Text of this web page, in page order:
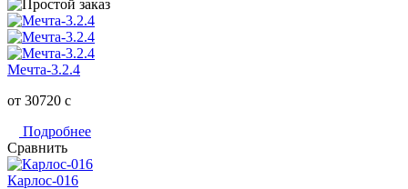
Мечта-3.2.4
от 30720 c
Подробнее
Сравнить
Карлос-016